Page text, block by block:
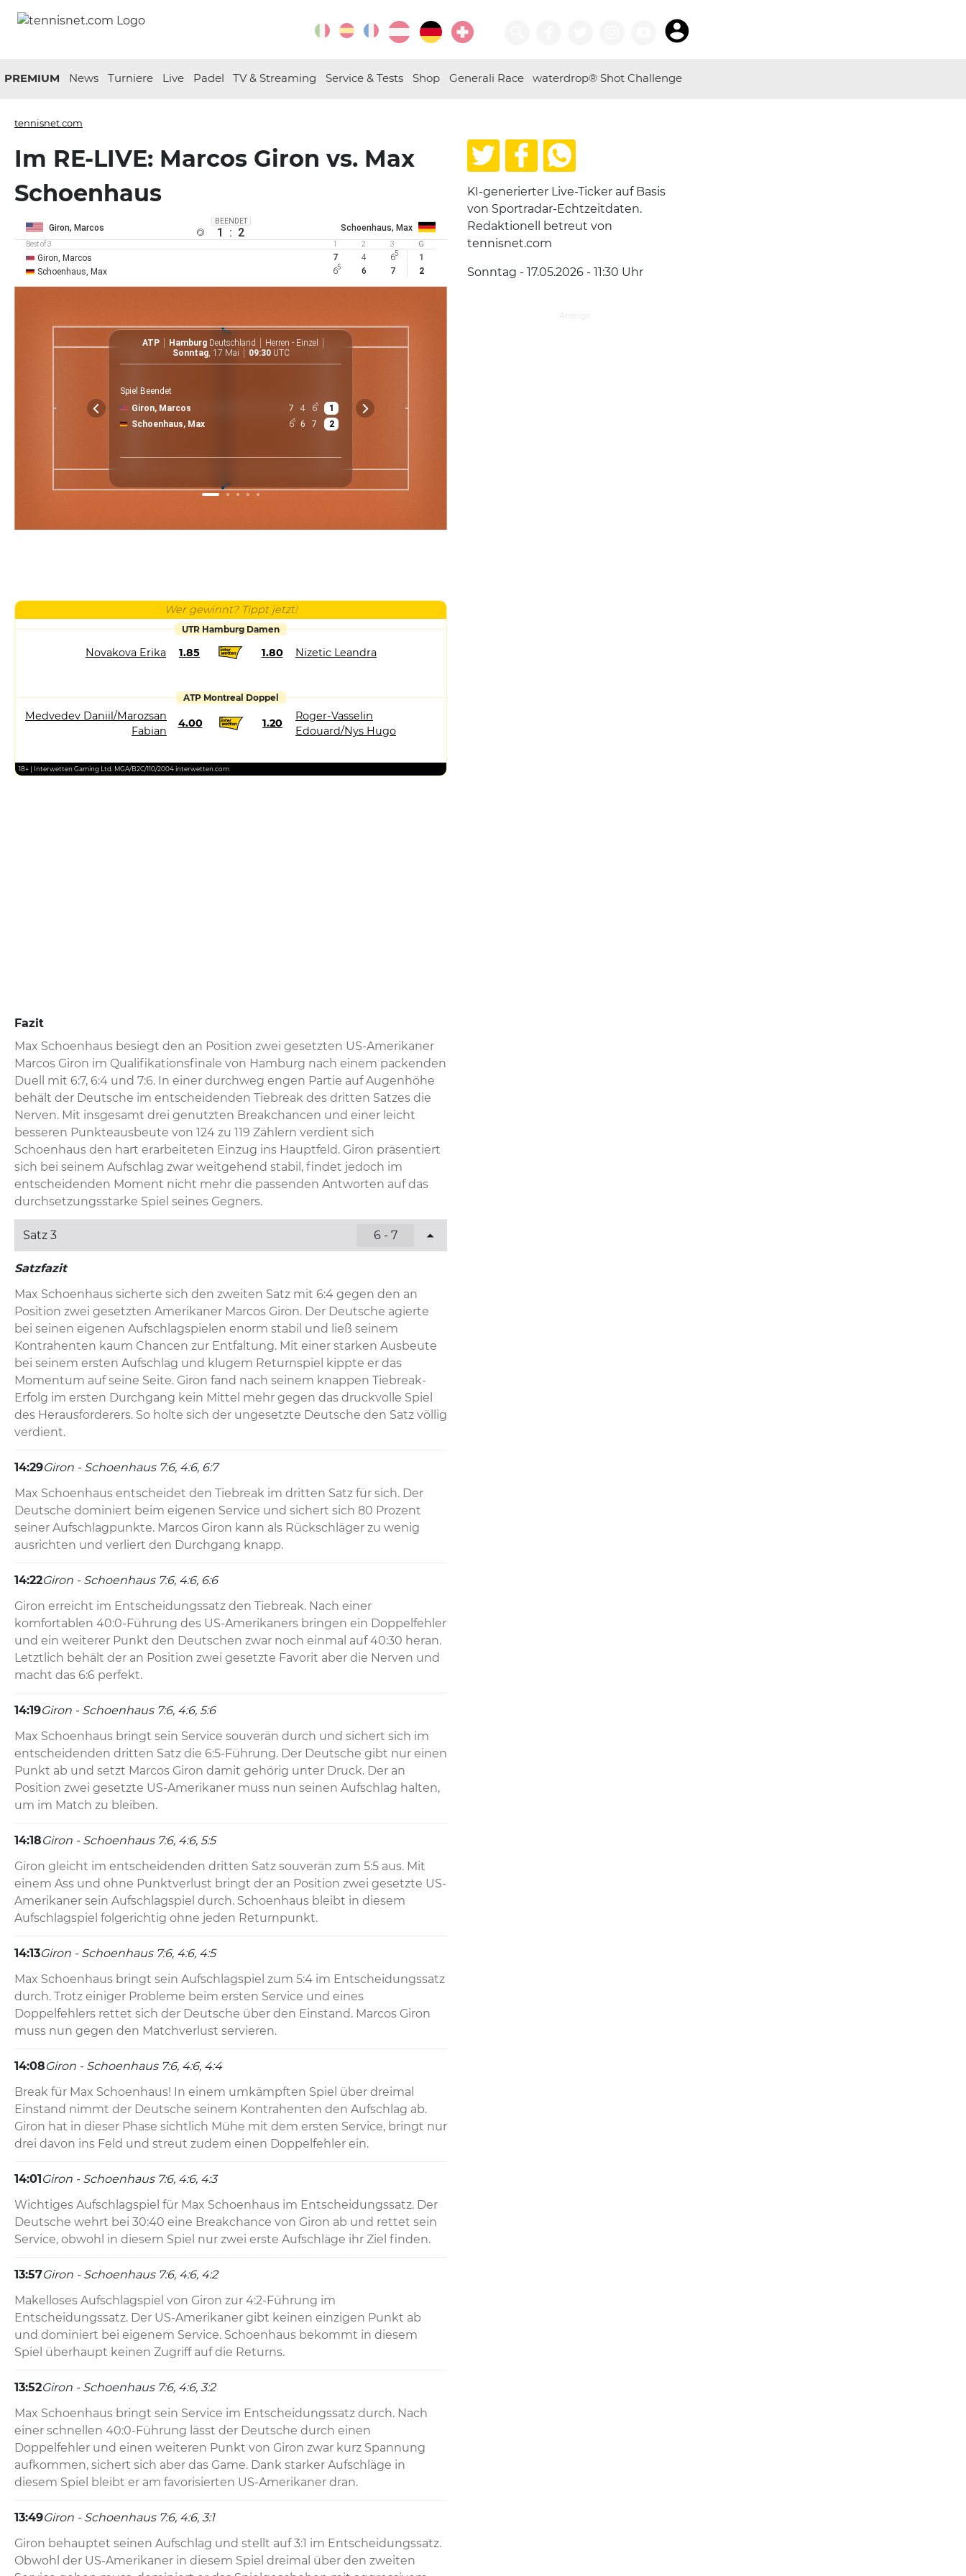
PREMIUM News Turniere Live Padel TV & Streaming Service & Tests Shop Generali Race waterdrop® Shot Challenge
tennisnet.com
Im RE-LIVE: Marcos Giron vs. Max
Schoenhaus
Giron, Marcos
BEENDET
1 : 2 Schoenhaus, Max
Best of 3 1 2 3 G
Giron, Marcos 7 4 65
1
Schoenhaus, Max
65 6 7 2
ATP Hamburg Deutschland
Herren - Einzel
Sonntag, 17 Mai 09:30 UTC
Spiel Beendet
Giron, Marcos
7 4 65
1
Schoenhaus, Max
65 6 7 2
Wer gewinnt? Tippt jetzt!
UTR Hamburg Damen
Novakova Erika 1.85 1.80 Nizetic Leandra
ATP Montreal Doppel
Medvedev Daniil/Marozsan
Fabian
4.00 1.20
Roger-Vasselin
Edouard/Nys Hugo
18+ | Interwetten Gaming Ltd. MGA/B2C/110/2004 interwetten.com
Fazit
Max Schoenhaus besiegt den an Position zwei gesetzten US-Amerikaner
Marcos Giron im Qualifikationsfinale von Hamburg nach einem packenden
Duell mit 6:7, 6:4 und 7:6. In einer durchweg engen Partie auf Augenhöhe
behält der Deutsche im entscheidenden Tiebreak des dritten Satzes die
Nerven. Mit insgesamt drei genutzten Breakchancen und einer leicht
besseren Punkteausbeute von 124 zu 119 Zählern verdient sich
Schoenhaus den hart erarbeiteten Einzug ins Hauptfeld. Giron präsentiert
sich bei seinem Aufschlag zwar weitgehend stabil, findet jedoch im
entscheidenden Moment nicht mehr die passenden Antworten auf das
durchsetzungsstarke Spiel seines Gegners.
Satz 3 6 - 7
Satzfazit
Max Schoenhaus sicherte sich den zweiten Satz mit 6:4 gegen den an
Position zwei gesetzten Amerikaner Marcos Giron. Der Deutsche agierte
bei seinen eigenen Aufschlagspielen enorm stabil und ließ seinem
Kontrahenten kaum Chancen zur Entfaltung. Mit einer starken Ausbeute
bei seinem ersten Aufschlag und klugem Returnspiel kippte er das
Momentum auf seine Seite. Giron fand nach seinem knappen Tiebreak-
Erfolg im ersten Durchgang kein Mittel mehr gegen das druckvolle Spiel
des Herausforderers. So holte sich der ungesetzte Deutsche den Satz völlig
verdient.
14:29Giron - Schoenhaus 7:6, 4:6, 6:7
Max Schoenhaus entscheidet den Tiebreak im dritten Satz für sich. Der
Deutsche dominiert beim eigenen Service und sichert sich 80 Prozent
seiner Aufschlagpunkte. Marcos Giron kann als Rückschläger zu wenig
ausrichten und verliert den Durchgang knapp.
14:22Giron - Schoenhaus 7:6, 4:6, 6:6
Giron erreicht im Entscheidungssatz den Tiebreak. Nach einer
komfortablen 40:0-Führung des US-Amerikaners bringen ein Doppelfehler
und ein weiterer Punkt den Deutschen zwar noch einmal auf 40:30 heran.
Letztlich behält der an Position zwei gesetzte Favorit aber die Nerven und
macht das 6:6 perfekt.
14:19Giron - Schoenhaus 7:6, 4:6, 5:6
Max Schoenhaus bringt sein Service souverän durch und sichert sich im
entscheidenden dritten Satz die 6:5-Führung. Der Deutsche gibt nur einen
Punkt ab und setzt Marcos Giron damit gehörig unter Druck. Der an
Position zwei gesetzte US-Amerikaner muss nun seinen Aufschlag halten,
um im Match zu bleiben.
14:18Giron - Schoenhaus 7:6, 4:6, 5:5
Giron gleicht im entscheidenden dritten Satz souverän zum 5:5 aus. Mit
einem Ass und ohne Punktverlust bringt der an Position zwei gesetzte US-
Amerikaner sein Aufschlagspiel durch. Schoenhaus bleibt in diesem
Aufschlagspiel folgerichtig ohne jeden Returnpunkt.
14:13Giron - Schoenhaus 7:6, 4:6, 4:5
Max Schoenhaus bringt sein Aufschlagspiel zum 5:4 im Entscheidungssatz
durch. Trotz einiger Probleme beim ersten Service und eines
Doppelfehlers rettet sich der Deutsche über den Einstand. Marcos Giron
muss nun gegen den Matchverlust servieren.
14:08Giron - Schoenhaus 7:6, 4:6, 4:4
Break für Max Schoenhaus! In einem umkämpften Spiel über dreimal
Einstand nimmt der Deutsche seinem Kontrahenten den Aufschlag ab.
Giron hat in dieser Phase sichtlich Mühe mit dem ersten Service, bringt nur
drei davon ins Feld und streut zudem einen Doppelfehler ein.
14:01 Giron - Schoenhaus 7:6, 4:6, 4:3
Wichtiges Aufschlagspiel für Max Schoenhaus im Entscheidungssatz. Der
Deutsche wehrt bei 30:40 eine Breakchance von Giron ab und rettet sein
Service, obwohl in diesem Spiel nur zwei erste Aufschläge ihr Ziel finden.
13:57Giron - Schoenhaus 7:6, 4:6, 4:2
Makelloses Aufschlagspiel von Giron zur 4:2-Führung im
Entscheidungssatz. Der US-Amerikaner gibt keinen einzigen Punkt ab
und dominiert bei eigenem Service. Schoenhaus bekommt in diesem
Spiel überhaupt keinen Zugriff auf die Returns.
13:52Giron - Schoenhaus 7:6, 4:6, 3:2
Max Schoenhaus bringt sein Service im Entscheidungssatz durch. Nach
einer schnellen 40:0-Führung lässt der Deutsche durch einen
Doppelfehler und einen weiteren Punkt von Giron zwar kurz Spannung
aufkommen, sichert sich aber das Game. Dank starker Aufschläge in
diesem Spiel bleibt er am favorisierten US-Amerikaner dran.
13:49Giron - Schoenhaus 7:6, 4:6, 3:1
Giron behauptet seinen Aufschlag und stellt auf 3:1 im Entscheidungssatz.
Obwohl der US-Amerikaner in diesem Spiel dreimal über den zweiten
KI-generierter Live-Ticker auf Basis
von Sportradar-Echtzeitdaten.
Redaktionell betreut von
tennisnet.com
Sonntag - 17.05.2026 - 11:30 Uhr